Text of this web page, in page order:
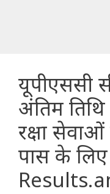
यूपीएससी
अंतिम
रक्षा
पास के लिए